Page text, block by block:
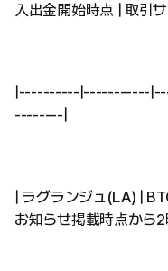
入出金開始時点 | 取引
|----------|-----------
--------|
| ラグランジュ(LA) |
お知らせ掲載時点から